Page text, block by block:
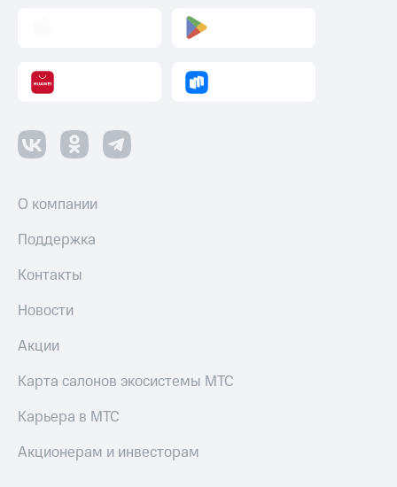
О компании
Поддержка
Контакты
Новости
Акции
Карта салонов экосистемы МТС
Карьера в МТС
Акционерам и инвесторам